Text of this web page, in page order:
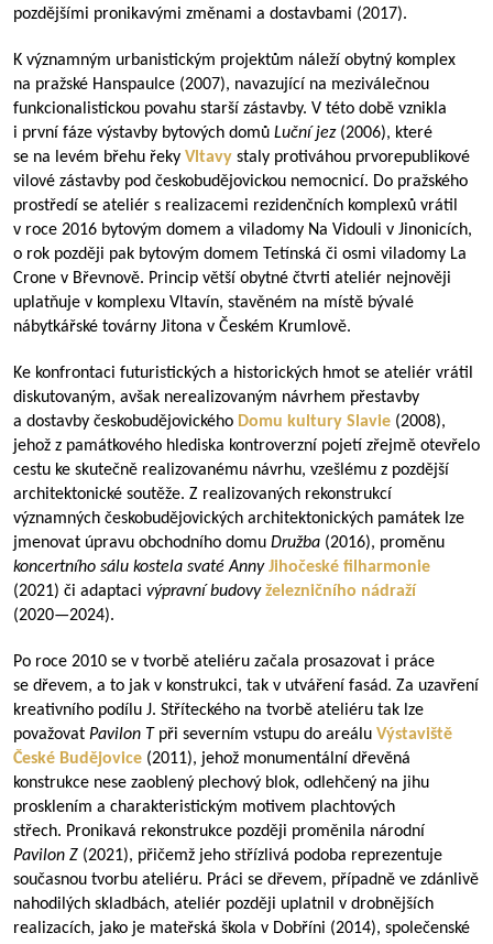
pozdějšími pronikavými změnami a dostavbami (2017).
K významným urbanistickým projektům náleží obytný komplex
na pražské Hanspaulce (2007), navazující na meziválečnou
funkcionalistickou povahu starší zástavby. V této době vznikla
i první fáze výstavby bytových domů Luční jez(2006), které
se na levém břehu řeky Vltavy staly protiváhou prvorepublikové
vilové zástavby pod českobudějovickou nemocnicí. Do pražského
prostředí se ateliér s realizacemi rezidenčních komplexů vrátil
v roce 2016 bytovým domem a viladomy Na Vidouli v Jinonicích,
o rok později pak bytovým domem Tetínská či osmi viladomy La
Crone v Břevnově. Princip větší obytné čtvrti ateliér nejnověji
uplatňuje v komplexu Vltavín, stavěném na místě bývalé
nábytkářské továrny Jitona v Českém Krumlově.
Ke konfrontaci futuristických a historických hmot se ateliér vrátil
diskutovaným, avšak nerealizovaným návrhem přestavby
a dostavby českobudějovického Domu kultury Slavie (2008),
jehož z památkového hlediska kontroverzní pojetí zřejmě otevřelo
cestu ke skutečně realizovanému návrhu, vzešlému z pozdější
architektonické soutěže. Z realizovaných rekonstrukcí
významných českobudějovických architektonických památek lze
jmenovat úpravu obchodního domu Družba (2016), proměnu
koncertního sálu kostela svaté Anny Jihočeské filharmonie
(2021) či adaptaci výpravní budovy železničního nádraží
(2020—2024).
Po roce 2010 se v tvorbě ateliéru začala prosazovat i práce
se dřevem, a to jak v konstrukci, tak v utváření fasád. Za uzavření
kreativního podílu J. Stříteckého na tvorbě ateliéru tak lze
považovat Pavilon T při severním vstupu do areálu Výstaviště
České Budějovice (2011), jehož monumentální dřevěná
konstrukce nese zaoblený plechový blok, odlehčený na jihu
prosklením a charakteristickým motivem plachtových
střech. Pronikavá rekonstrukce později proměnila národní
Pavilon Z (2021), přičemž jeho střízlivá podoba reprezentuje
současnou tvorbu ateliéru. Práci se dřevem, případně ve zdánlivě
nahodilých skladbách, ateliér později uplatnil v drobnějších
realizacích, jako je mateřská škola v Dobříni (2014), společenské